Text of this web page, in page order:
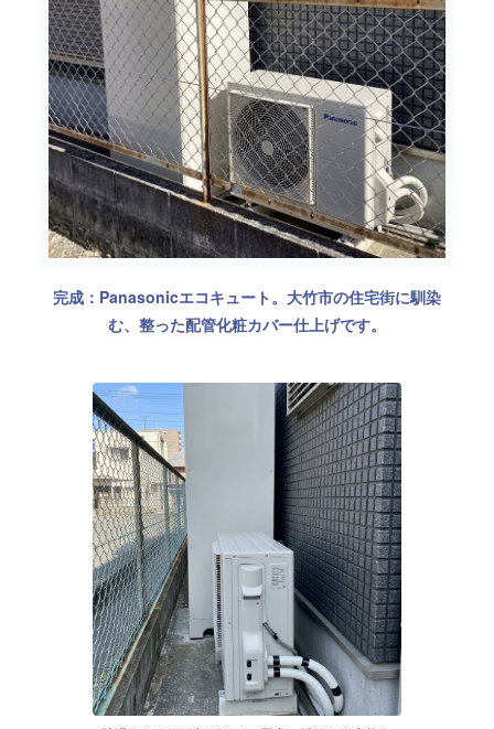
完成：Panasonicエコキュート。大竹市の住宅街に馴染
む、整った配管化粧カバー仕上げです。